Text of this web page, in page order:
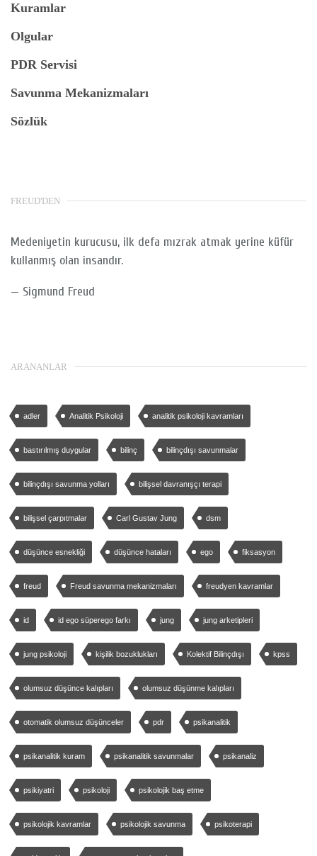
Kuramlar
Olgular
PDR Servisi
Savunma Mekanizmaları
Sözlük
FREUD'DEN
Medeniyetin kurucusu, ilk defa mızrak atmak yerine küfür
kullanmış olan insandır.
— Sigmund Freud
ARANANLAR
adler Analitik Psikoloji analitik psikoloji kavramları
bastırılmış duygular bilinç bilinçdışı savunmalar
bilinçdışı savunma yolları bilişsel davranışçı terapi
bilişsel çarpıtmalar Carl Gustav Jung dsm
düşünce esnekliği düşünce hataları ego fiksasyon
freud Freud savunma mekanizmaları freudyen kavramlar
id id ego süperego farkı jung jung arketipleri
jung psikoloji kişilik bozuklukları Kolektif Bilinçdışı kpss
olumsuz düşünce kalıpları olumsuz düşünme kalıpları
otomatik olumsuz düşünceler pdr psikanalitik
psikanalitik kuram psikanalitik savunmalar psikanaliz
psikiyatri psikoloji psikolojik baş etme
psikolojik kavramlar psikolojik savunma psikoterapi